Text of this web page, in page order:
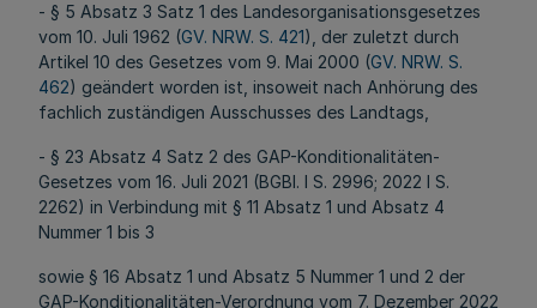
- § 5 Absatz 3 Satz 1 des Landesorganisationsgesetzes
vom 10. Juli 1962 (GV. NRW. S. 421), der zuletzt durch
Artikel 10 des Gesetzes vom 9. Mai 2000 (GV. NRW. S.
462) geändert worden ist, insoweit nach Anhörung des
fachlich zuständigen Ausschusses des Landtags,
- § 23 Absatz 4 Satz 2 des GAP-Konditionalitäten-
Gesetzes vom 16. Juli 2021 (BGBl. I S. 2996; 2022 I S.
2262) in Verbindung mit § 11 Absatz 1 und Absatz 4
Nummer 1 bis 3
sowie § 16 Absatz 1 und Absatz 5 Nummer 1 und 2 der
GAP-Konditionalitäten-Verordnung vom 7. Dezember 2022